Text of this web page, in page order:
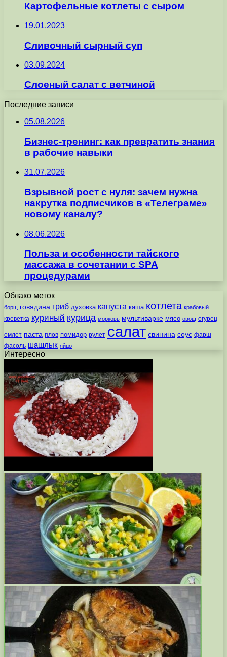
Картофельные котлеты с сыром
19.01.2023
Сливочный сырный суп
03.09.2024
Слоеный салат с ветчиной
Последние записи
05.08.2026
Бизнес-тренинг: как превратить знания
в рабочие навыки
31.07.2026
Взрывной рост с нуля: зачем нужна
накрутка подписчиков в «Телеграме»
новому каналу?
08.06.2026
Польза и особенности тайского
массажа в сочетании с SPA
процедурами
Облако меток
борщ говядина гриб духовка капуста каша котлета крабовый
креветка куриный курица морковь мультиварке мясо овощ огурец
омлет паста плов помидор рулет салат свинина соус фарш
фасоль шашлык яйцо
Интересно